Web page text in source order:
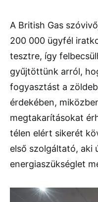
A British Gas
200 000 ügyfél
tesztre, így
gyűjtöttünk arról,
fogyasztást a
érdekében,
megtakarításokat
télen elért sikerét
első szolgáltató, aki
energiaszükséglet